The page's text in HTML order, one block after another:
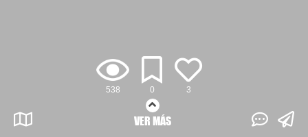
538 0 3
VER MÁS